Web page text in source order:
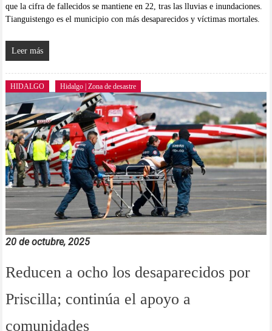
que la cifra de fallecidos se mantiene en 22, tras las lluvias e inundaciones.
Tianguistengo es el municipio con más desaparecidos y víctimas mortales.
Leer más
HIDALGO Hidalgo | Zona de desastre
20 de octubre, 2025
Reducen a ocho los desaparecidos por
Priscilla; continúa el apoyo a
comunidades